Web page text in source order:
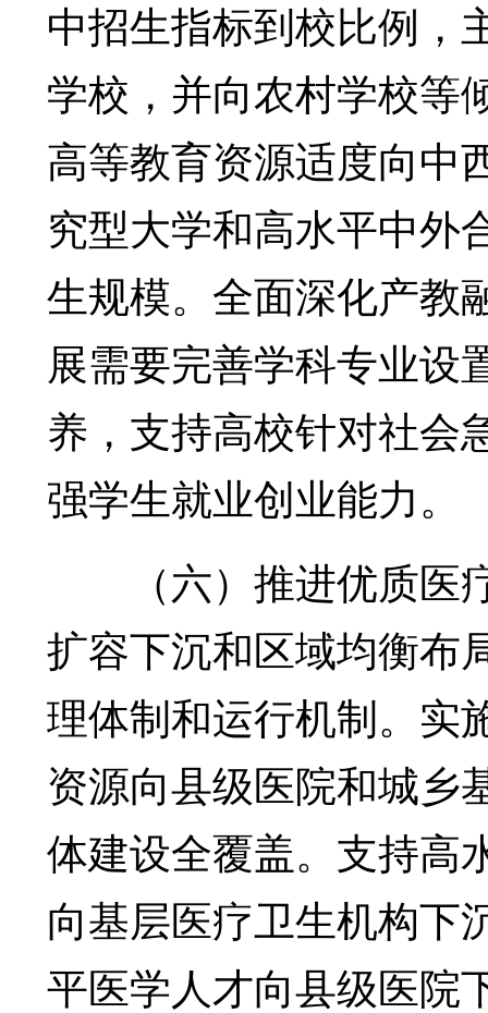
中招生指标到校比例，
学校，并向农村学校等
高等教育资源适度向中
究型大学和高水平中外
生规模。全面深化产教
展需要完善学科专业设
养，支持高校针对社会
强学生就业创业能力。
（六）推进优质医疗
扩容下沉和区域均衡布
理体制和运行机制。实
资源向县级医院和城乡
体建设全覆盖。支持高
向基层医疗卫生机构下
平医学人才向县级医院